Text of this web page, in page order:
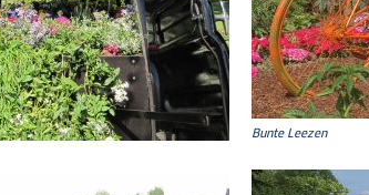
Bunte Leezen